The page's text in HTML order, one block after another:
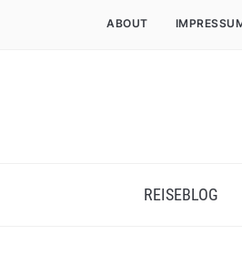
ABOUT
REISEBLOG